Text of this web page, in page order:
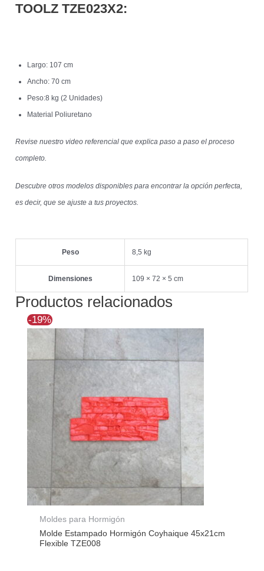
TOOLZTZE023X2:
Largo: 107 cm
Ancho: 70 cm
Peso:8 kg (2 Unidades)
Material Poliuretano
Revise nuestro video referencial que explica paso a paso el proceso
completo.
Descubre otros modelos disponibles para encontrar la opción perfecta,
es decir, que se ajuste a tus proyectos.
Peso 8,5 kg
Dimensiones 109 × 72 × 5 cm
Productos relacionados
-19%
Moldes para Hormigón
Molde Estampado Hormigón Coyhaique 45x21cm
Flexible TZE008
precio
original
era:
$47.680.
precio
actual
$38.610.